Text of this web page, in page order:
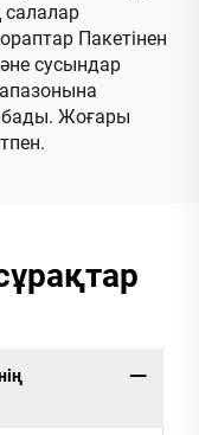
салалар
Пакетінен
сусындар
Жоғары